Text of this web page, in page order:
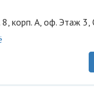
8, корп. А, оф. Этаж